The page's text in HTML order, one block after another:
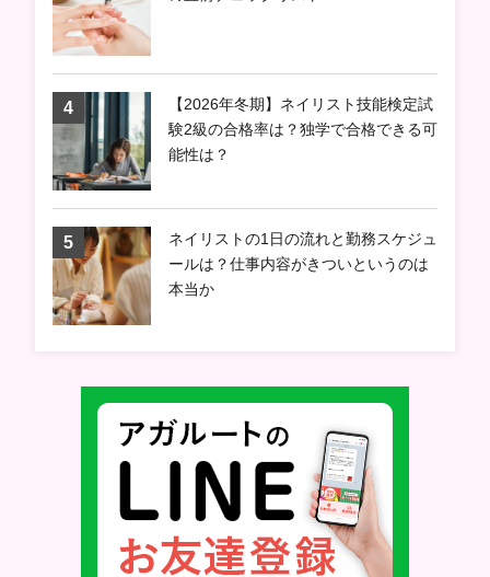
【2026年冬期】ネイリスト技能検定試
験2級の合格率は？独学で合格できる可
能性は？
ネイリストの1日の流れと勤務スケジュ
ールは？仕事内容がきついというのは
本当か